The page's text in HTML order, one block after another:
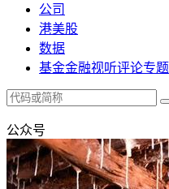
公司
港美股
数据
基金金融视听评论专题
公众号